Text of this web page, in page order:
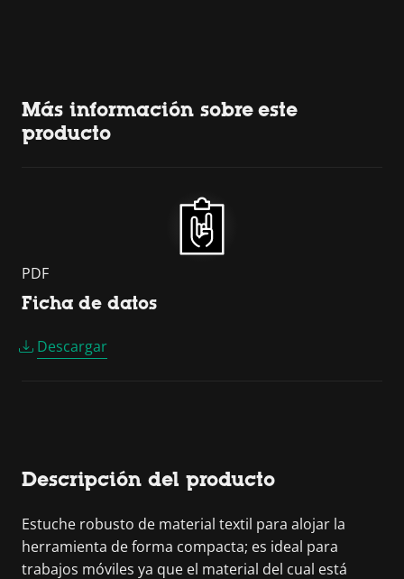
Más información sobre este
producto
PDF
Ficha de datos
Descargar
Descripción del producto
Estuche robusto de material textil para alojar la
herramienta de forma compacta; es ideal para
trabajos móviles ya que el material del cual está